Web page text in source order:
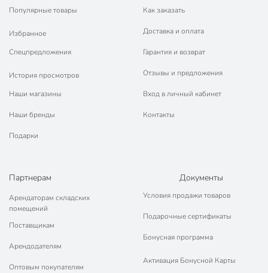
Популярные товары
Избранное
Спецпредложения
История просмотров
Наши магазины
Наши бренды
Подарки
Как заказать
Доставка и оплата
Гарантия и возврат
Отзывы и предложения
Вход в личный кабинет
Контакты
Партнерам
Арендаторам складских
помещений
Поставщикам
Арендодателям
Оптовым покупателям
Документы
Условия продажи товаров
Подарочные сертификаты
Бонусная программа
Активация Бонусной Карты